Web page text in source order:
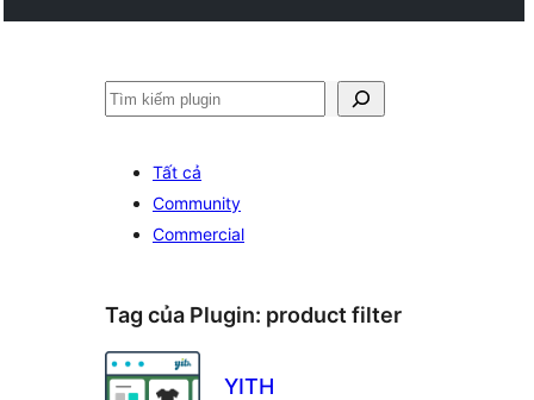
Tìm
Tất cả
Community
Commercial
Tag của Plugin: product filter
YITH